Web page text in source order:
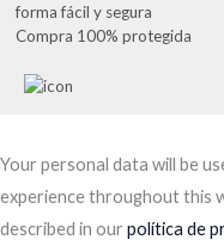
forma fácil y segura
Compra 100% protegida
Your personal data will be
experience throughout this
described in our política de